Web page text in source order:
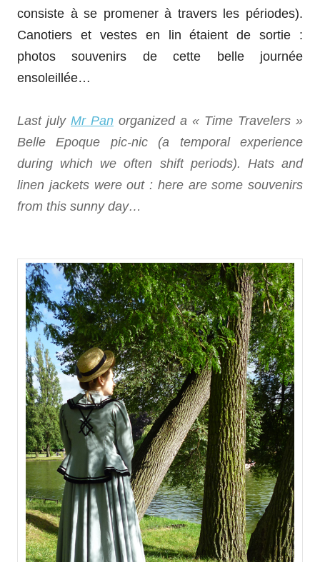
consiste à se promener à travers les périodes).
Canotiers et vestes en lin étaient de sortie :
photos souvenirs de cette belle journée
ensoleillée…
Last july Mr Pan organized a « Time Travelers »
Belle Epoque pic-nic (a temporal experience
during which we often shift periods). Hats and
linen jackets were out : here are some souvenirs
from this sunny day…